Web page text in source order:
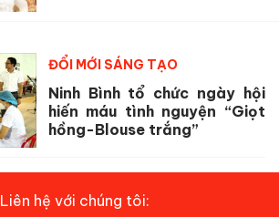
ĐỔI MỚI SÁNG TẠO
Ninh Bình tổ chức ngày hội
hiến máu tình nguyện “Giọt
hồng-Blouse trắng”
Liên hệ với chúng tôi: